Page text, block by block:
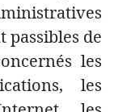
passibles de
les
les